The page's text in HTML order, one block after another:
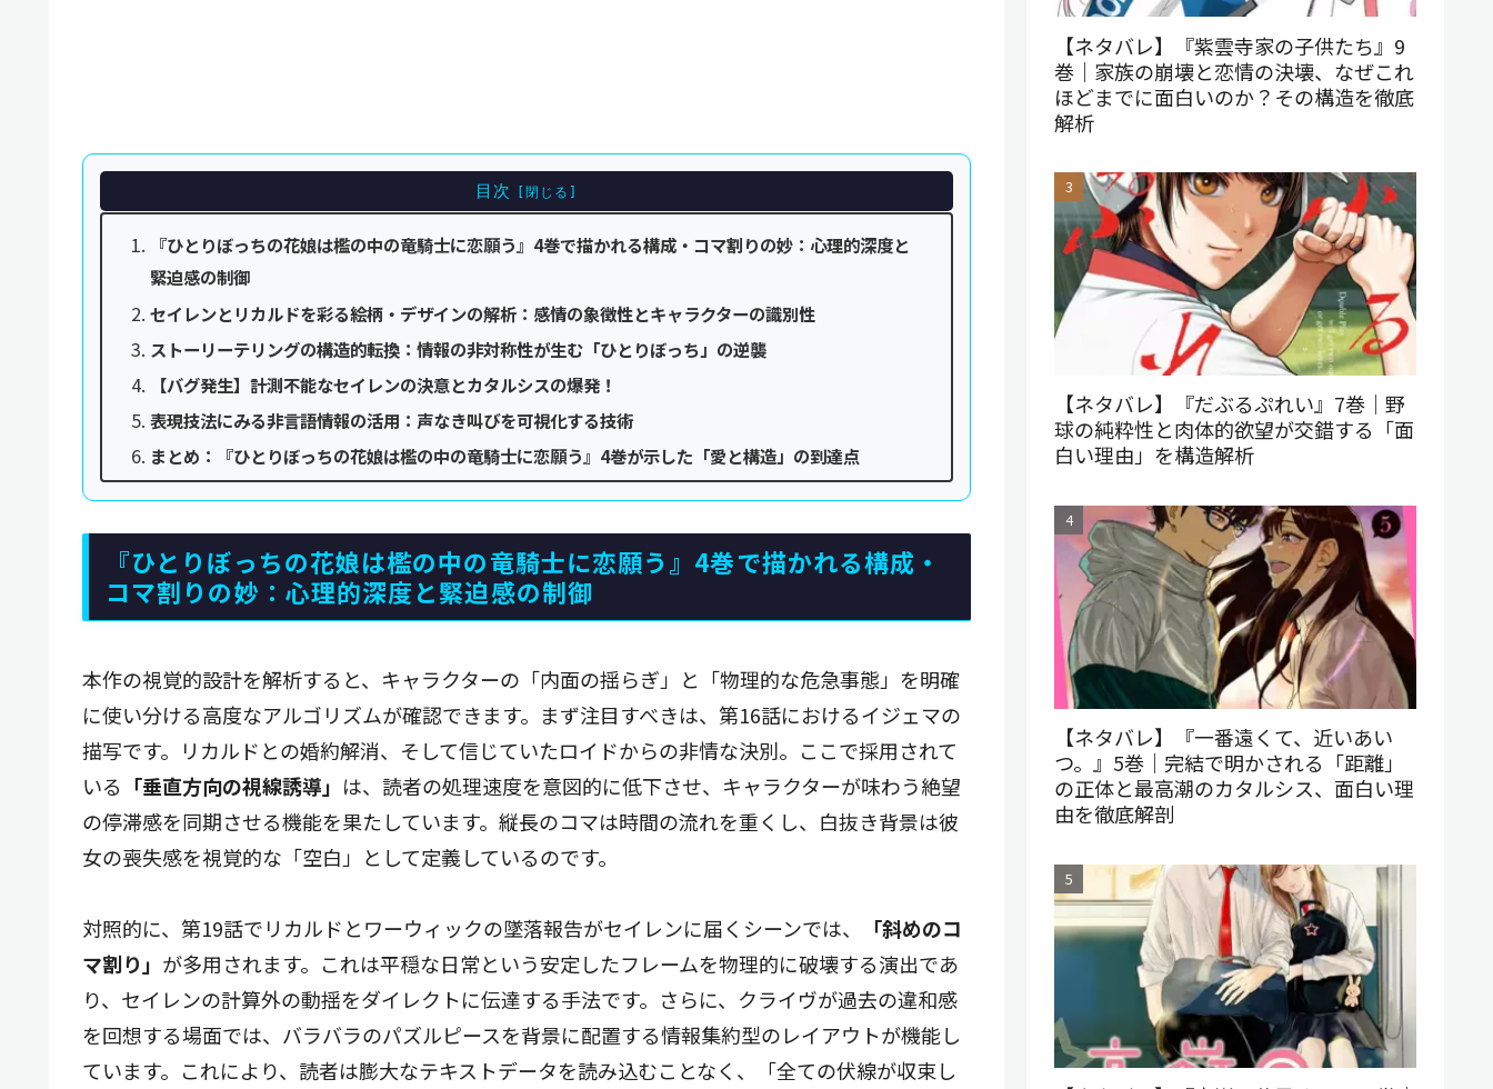
目次
『ひとりぼっちの花娘は檻の中の竜騎士に恋願う』4巻で描かれる構成・コマ割りの妙：心理的深度と
緊迫感の制御
セイレンとリカルドを彩る絵柄・デザインの解析：感情の象徴性とキャラクターの識別性
ストーリーテリングの構造的転換：情報の非対称性が生む「ひとりぼっち」の逆襲
【バグ発生】計測不能なセイレンの決意とカタルシスの爆発！
表現技法にみる非言語情報の活用：声なき叫びを可視化する技術
まとめ：『ひとりぼっちの花娘は檻の中の竜騎士に恋願う』4巻が示した「愛と構造」の到達点
『ひとりぼっちの花娘は檻の中の竜騎士に恋願う』4巻で描かれる構成・
コマ割りの妙：心理的深度と緊迫感の制御
本作の視覚的設計を解析すると、キャラクターの「内面の揺らぎ」と「物理的な危急事態」を明確
に使い分ける高度なアルゴリズムが確認できます。まず注目すべきは、第16話におけるイジェマの
描写です。リカルドとの婚約解消、そして信じていたロイドからの非情な決別。ここで採用されて
いる 「垂直方向の視線誘導」 は、読者の処理速度を意図的に低下させ、キャラクターが味わう絶望
の停滞感を同期させる機能を果たしています。縦長のコマは時間の流れを重くし、白抜き背景は彼
女の喪失感を視覚的な「空白」として定義しているのです。
対照的に、第19話でリカルドとワーウィックの墜落報告がセイレンに届くシーンでは、
「斜めのコ
マ割り」 が多用されます。これは平穏な日常という安定したフレームを物理的に破壊する演出であ
り、セイレンの計算外の動揺をダイレクトに伝達する手法です。さらに、クライヴが過去の違和感
を回想する場面では、バラバラのパズルピースを背景に配置する情報集約型のレイアウトが機能し
ています。これにより、読者は膨大なテキストデータを読み込むことなく、「全ての伏線が収束し
【ネタバレ】『紫雲寺家の子供たち』9
巻｜家族の崩壊と恋情の決壊、なぜこれ
ほどまでに面白いのか？その構造を徹底
解析
【ネタバレ】『だぶるぷれい』7巻｜野
球の純粋性と肉体的欲望が交錯する「面
白い理由」を構造解析
【ネタバレ】『一番遠くて、近いあい
つ。』5巻｜完結で明かされる「距離」
の正体と最高潮のカタルシス、面白い理
由を徹底解剖